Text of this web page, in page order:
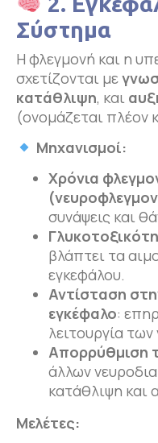
Σύστημα
Η φλεγμονή και η
σχετίζονται με
κατάθλιψη, και
(ονομάζεται πλέον
Μηχανισμοί:
Χρόνια
συνάψεις και
βλάπτει τα
εγκεφάλου.
Αντίσταση
εγκέφαλο:
λειτουργία
Απορρύθμιση
άλλων
κατάθλιψη και
Μελέτες: